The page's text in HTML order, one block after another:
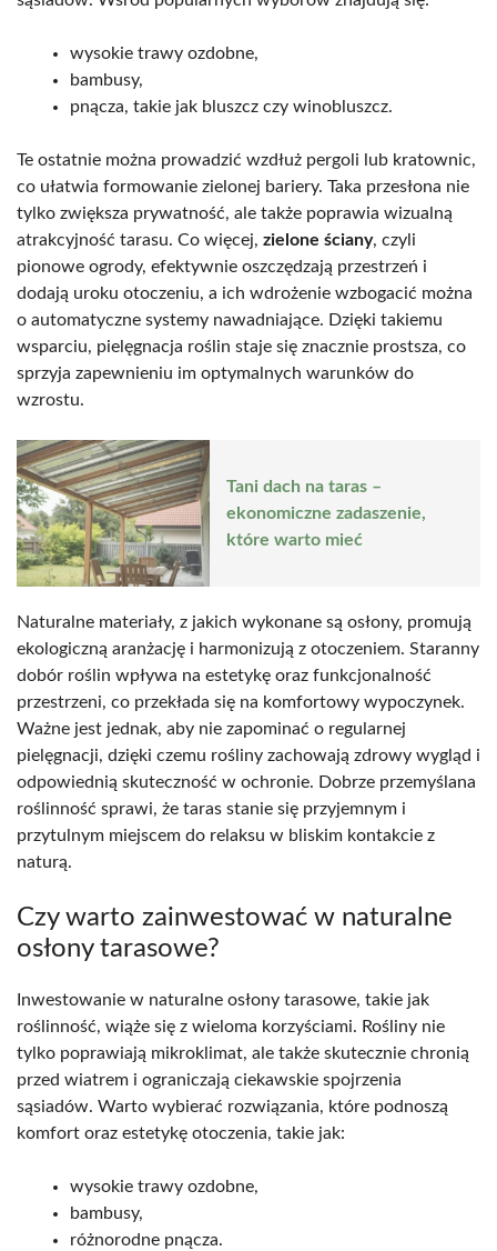
wysokie trawy ozdobne,
bambusy,
pnącza, takie jak bluszcz czy winobluszcz.
Te ostatnie można prowadzić wzdłuż pergoli lub kratownic,
co ułatwia formowanie zielonej bariery. Taka przesłona nie
tylko zwiększa prywatność, ale także poprawia wizualną
atrakcyjność tarasu. Co więcej, zielone ściany, czyli
pionowe ogrody, efektywnie oszczędzają przestrzeń i
dodają uroku otoczeniu, a ich wdrożenie wzbogacić można
o automatyczne systemy nawadniające. Dzięki takiemu
wsparciu, pielęgnacja roślin staje się znacznie prostsza, co
sprzyja zapewnieniu im optymalnych warunków do
wzrostu.
Tani dach na taras –
ekonomiczne zadaszenie,
które warto mieć
Naturalne materiały, z jakich wykonane są osłony, promują
ekologiczną aranżację i harmonizują z otoczeniem. Staranny
dobór roślin wpływa na estetykę oraz funkcjonalność
przestrzeni, co przekłada się na komfortowy wypoczynek.
Ważne jest jednak, aby nie zapominać o regularnej
pielęgnacji, dzięki czemu rośliny zachowają zdrowy wygląd i
odpowiednią skuteczność w ochronie. Dobrze przemyślana
roślinność sprawi, że taras stanie się przyjemnym i
przytulnym miejscem do relaksu w bliskim kontakcie z
naturą.
Czy warto zainwestować w naturalne
osłony tarasowe?
Inwestowanie w naturalne osłony tarasowe, takie jak
roślinność, wiąże się z wieloma korzyściami. Rośliny nie
tylko poprawiają mikroklimat, ale także skutecznie chronią
przed wiatrem i ograniczają ciekawskie spojrzenia
sąsiadów. Warto wybierać rozwiązania, które podnoszą
komfort oraz estetykę otoczenia, takie jak:
wysokie trawy ozdobne,
bambusy,
różnorodne pnącza.